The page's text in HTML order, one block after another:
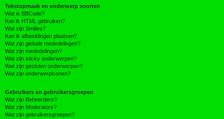
Tekstopmaak en onderwerp soorten
Wat is BBCode?
Kan ik HTML gebruiken?
Wat zijn Smilies?
Kan ik afbeeldingen plaatsen?
Wat zijn globale mededelingen?
Wat zijn mededelingen?
Wat zijn sticky onderwerpen?
Wat zijn gesloten onderwerpen?
Wat zijn onderwerpiconen?
Gebruikers en gebruikersgroepen
Wat zijn Beheerders?
Wat zijn Moderators?
Wat zijn gebruikersgroepen?